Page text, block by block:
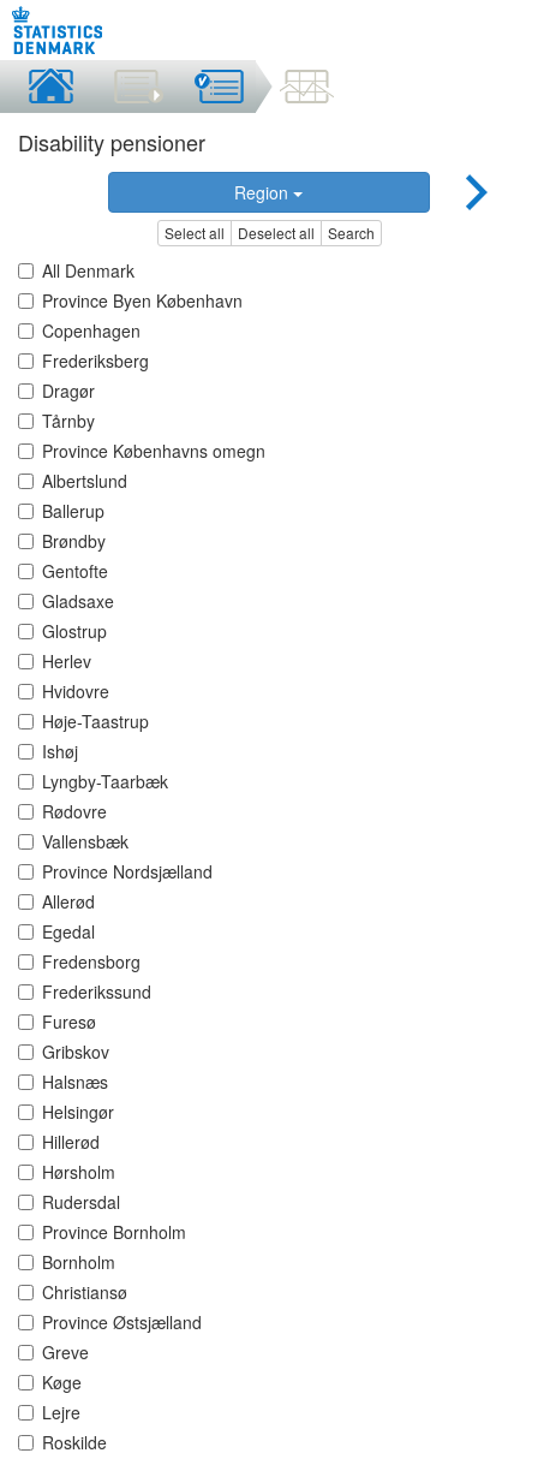
Disability pensioner
Region
Select all Deselect all Search
All Denmark
Province Byen København
Copenhagen
Frederiksberg
Dragør
Tårnby
Province Københavns omegn
Albertslund
Ballerup
Brøndby
Gentofte
Gladsaxe
Glostrup
Herlev
Hvidovre
Høje-Taastrup
Ishøj
Lyngby-Taarbæk
Rødovre
Vallensbæk
Province Nordsjælland
Allerød
Egedal
Fredensborg
Frederikssund
Furesø
Gribskov
Halsnæs
Helsingør
Hillerød
Hørsholm
Rudersdal
Province Bornholm
Bornholm
Christiansø
Province Østsjælland
Greve
Køge
Lejre
Roskilde